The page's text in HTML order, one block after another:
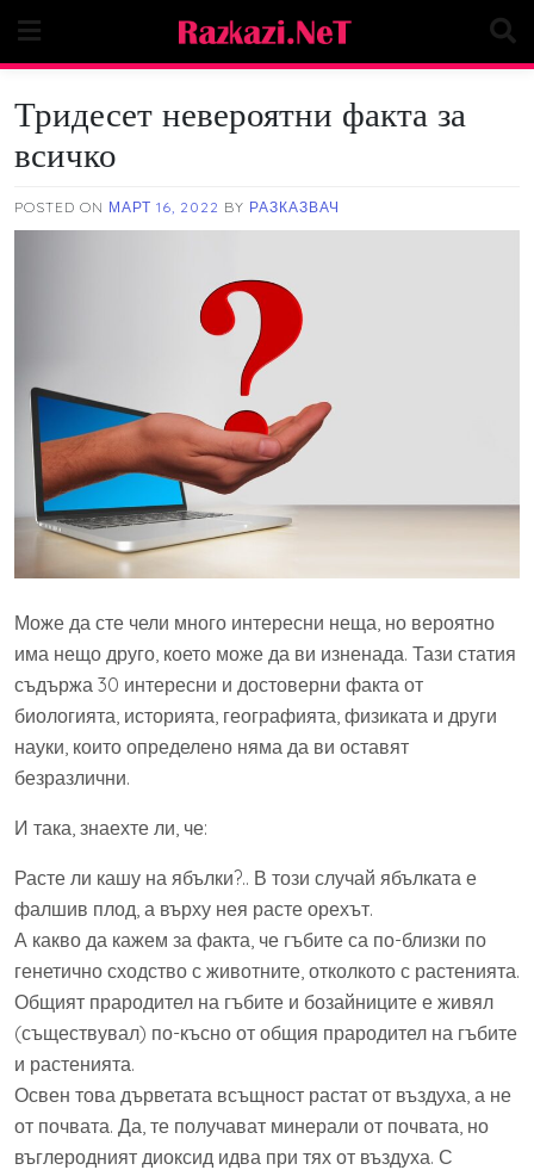
content
Тридесет невероятни факта за
всичко
POSTED ON МАРТ 16, 2022 BY РАЗКАЗВАЧ
Може да сте чели много интересни неща, но вероятно
има нещо друго, което може да ви изненада. Тази статия
съдържа 30 интересни и достоверни факта от
биологията, историята, географията, физиката и други
науки, които определено няма да ви оставят
безразлични.
И така, знаехте ли, че:
Расте ли кашу на ябълки?.. В този случай ябълката е
фалшив плод, а върху нея расте орехът.
А какво да кажем за факта, че гъбите са по-близки по
генетично сходство с животните, отколкото с растенията.
Общият прародител на гъбите и бозайниците е живял
(съществувал) по-късно от общия прародител на гъбите
и растенията.
Освен това дърветата всъщност растат от въздуха, а не
от почвата. Да, те получават минерали от почвата, но
въглеродният диоксид идва при тях от въздуха. С